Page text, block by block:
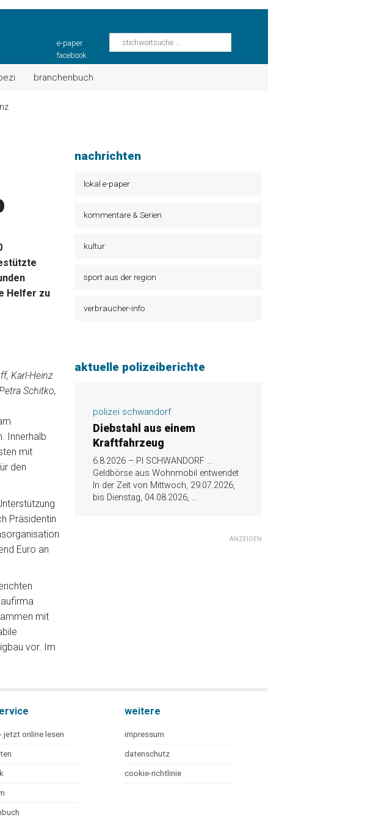
e-paper
facebook
branchenbuch
Helfer zu
Karl-Heinz
Schitko,
Innerhalb
mit
den
Präsidentin
Euro an
mit
vor. Im
nachrichten
lokal e-paper
kommentare & Serien
kultur
sport aus der region
verbraucher-info
aktuelle polizeiberichte
polizei schwandorf
Diebstahl aus einem
Kraftfahrzeug
6.8.2026 – PI SCHWANDORF …
Geldbörse aus Wohnmobil entwendet
In der Zeit von Mittwoch, 29.07.2026,
bis Dienstag, 04.08.2026, ...
ANZEIGEN
jetzt online lesen
weitere
impressum
datenschutz
cookie-richtlinie